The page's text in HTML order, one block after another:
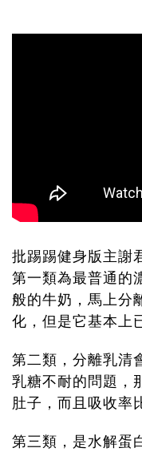
批踢踢健身版主謝
第一類為最普通的
般的牛奶，馬上分
化，但是它基本上
第二類，分離乳清
乳糖不耐的問題，
肚子，而且吸收率
第三類，是水解蛋